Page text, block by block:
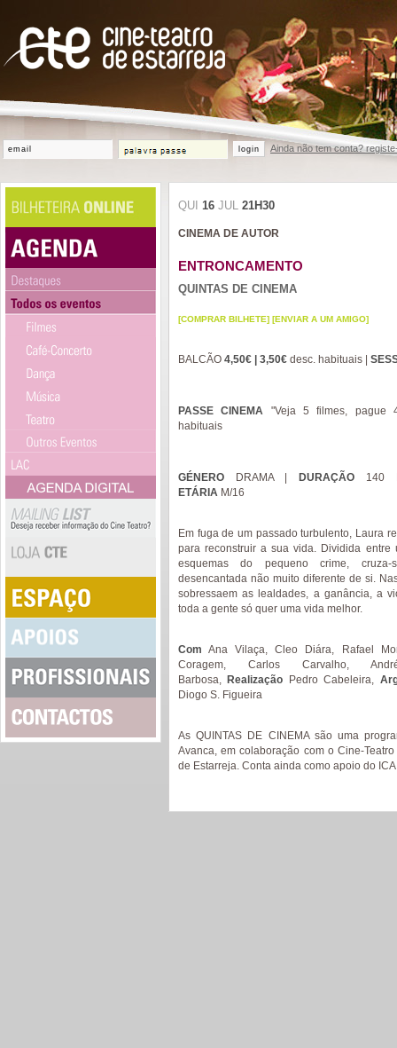
login Ainda não tem conta?
QUI 16 JUL 21H30
CINEMA DE AUTOR
ENTRONCAMENTO
QUINTAS DE CINEMA
[COMPRAR BILHETE] [ENVIAR A UM AMIGO]
BALCÃO 4,50€ | 3,50€ desc. habituais |
PASSE CINEMA "Veja 5 filmes, pague
habituais
GÉNERO DRAMA | DURAÇÃO 140
ETÁRIA M/16
Em fuga de um passado turbulento, Laura
para reconstruir a sua vida. Dividida entre
esquemas do pequeno crime,
desencantada não muito diferente de si.
sobressaem as lealdades, a ganância, a
toda a gente só quer uma vida melhor.
Com Ana Vilaça, Cleo Diára, Rafael
Coragem, Carlos Carvalho,
Barbosa, Realização Pedro Cabeleira,
Diogo S. Figueira
As QUINTAS DE CINEMA são uma
Avanca, em colaboração com o Cine-
de Estarreja. Conta ainda como apoio do